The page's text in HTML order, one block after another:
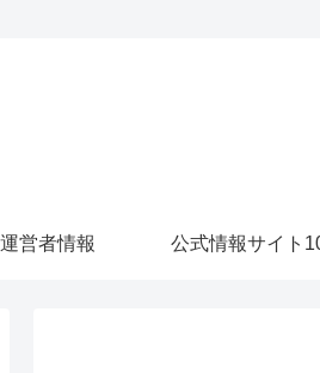
運営者情報 公式情報サイト